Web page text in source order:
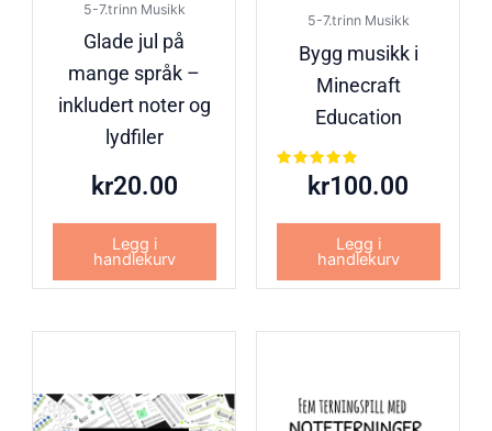
5-7.trinn Musikk
Glade jul på
mange språk –
inkludert noter og
lydfiler
kr20.00
Legg i
handlekurv
5-7.trinn Musikk
Bygg musikk i
Minecraft
Education
Vurdert
5.00
kr100.00
Legg i
handlekurv